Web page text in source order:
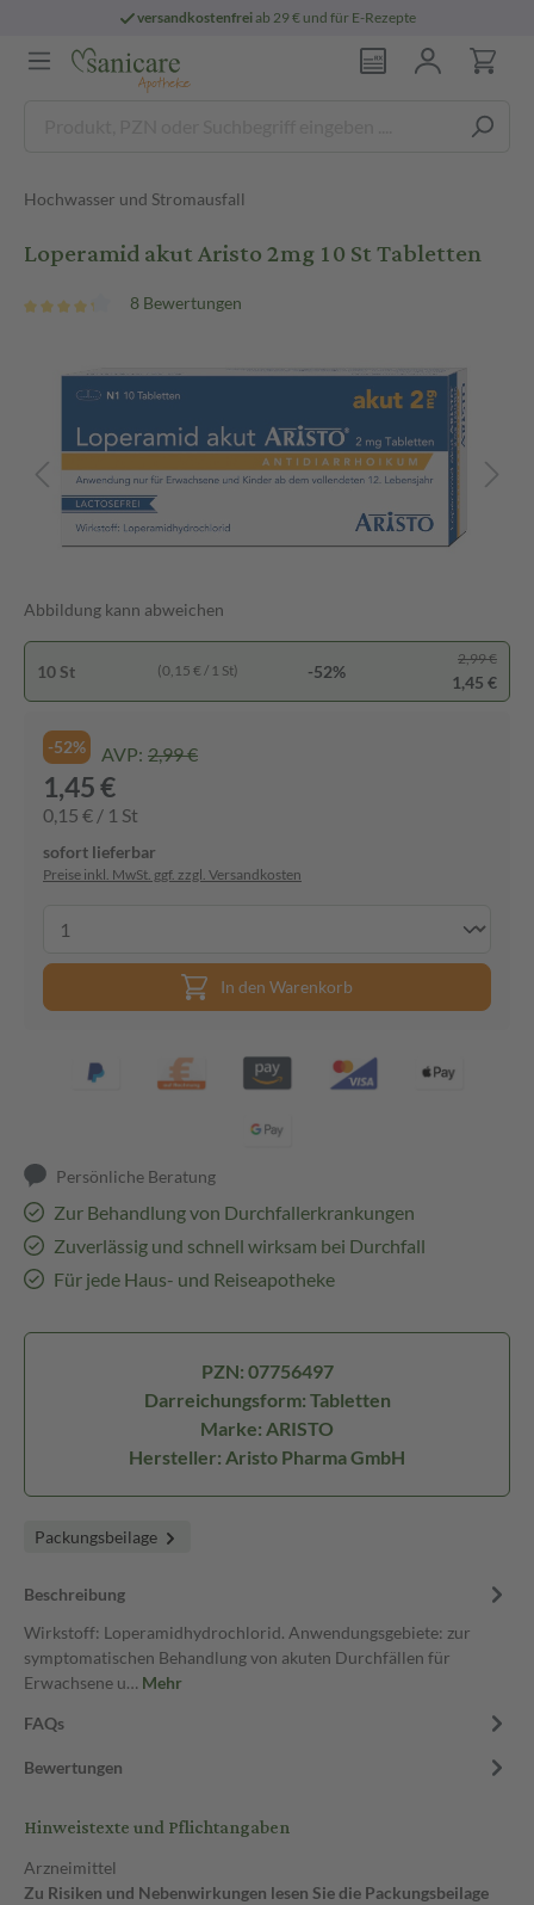
versandkostenfreiab 29 € und für E-Rezepte
Hochwasser und Stromausfall
Loperamid akut Aristo 2mg 10 St Tabletten
8 Bewertungen
Abbildung kann abweichen
10 St (0,15 € / 1 St) -52%
2,99 €
1,45 €
-52% AVP: 2,99 €
1,45 €
0,15 € / 1 St
sofort lieferbar
Preise inkl. MwSt. ggf. zzgl. Versandkosten
In den Warenkorb
Persönliche Beratung
Zur Behandlung von Durchfallerkrankungen
Zuverlässig und schnell wirksam bei Durchfall
Für jede Haus- und Reiseapotheke
PZN: 07756497
Darreichungsform: Tabletten
Marke: ARISTO
Hersteller: Aristo Pharma GmbH
Packungsbeilage
Beschreibung
Wirkstoff: Loperamidhydrochlorid. Anwendungsgebiete: zur
symptomatischen Behandlung von akuten Durchfällen für
Erwachsene u… Mehr
FAQs
Bewertungen
Hinweistexte und Pflichtangaben
Arzneimittel
Zu Risiken und Nebenwirkungen lesen Sie die Packungsbeilage